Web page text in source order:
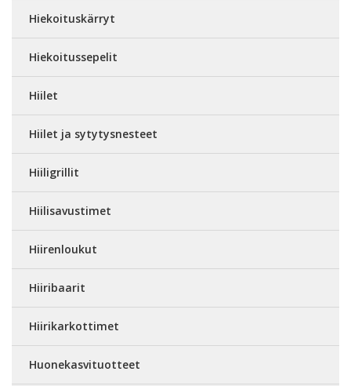
Hiekoituskärryt
Hiekoitussepelit
Hiilet
Hiilet ja sytytysnesteet
Hiiligrillit
Hiilisavustimet
Hiirenloukut
Hiiribaarit
Hiirikarkottimet
Huonekasvituotteet